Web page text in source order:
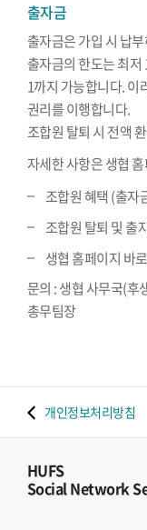
출자금
출자금은 가입 시 납
출자금의 한도는 최
1까지 가능합니다. 이
권리를 이행합니다.
조합원 탈퇴 시 전액
자세한 사항은 생협
조합원 혜택 (출자
조합원 탈퇴 및 출
생협 홈페이지 바
문의 : 생협 사무국(후
총무팀장
개인정보처리방침
HUFS
Social Network